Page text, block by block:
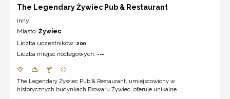
The Legendary Żywiec Pub & Restaurant
inny
Miasto: Żywiec
Liczba uczestników: 200
Liczba miejsc noclegowych: ---
The Legendary Żywiec Pub & Restaurant, umiejscowiony w
historycznych budynkach Browaru Żywiec, oferuje unikalne ...